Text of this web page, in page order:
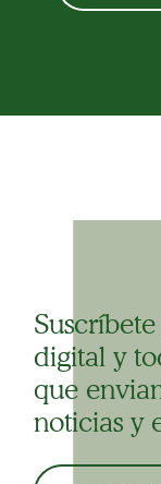
digital y
que
noticias y